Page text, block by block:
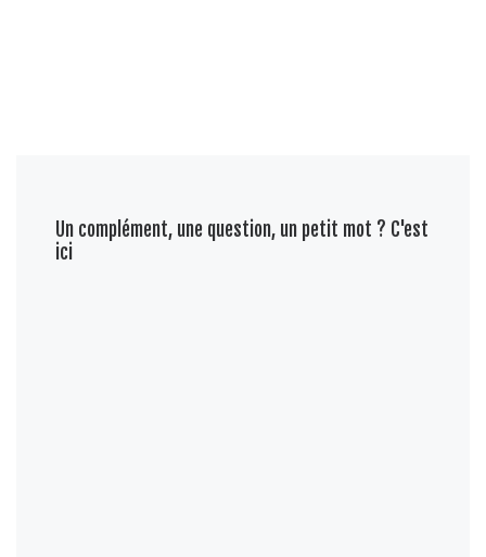
Un complément, une question, un petit mot ? C'est
ici